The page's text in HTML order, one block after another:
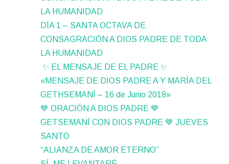
LA HUMANIDAD
DÍA 1 – SANTA OCTAVA DE
CONSAGRACIÓN A DIOS PADRE DE TODA
LA HUMANIDAD
✨ EL MENSAJE DE EL PADRE ✨
«MENSAJE DE DIOS PADRE A Y MARÍA DEL
GETHSEMANÍ – 16 de Junio 2018»
💙 ORACIÓN A DIOS PADRE 💙
GETSEMANÍ CON DIOS PADRE 💙 JUEVES
SANTO
“ALIANZA DE AMOR ETERNO”